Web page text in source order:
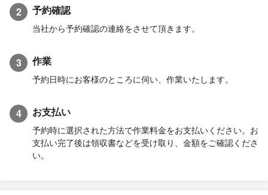
2 予約確認
当社から予約確認の連絡をさせて頂きます。
3 作業
予約日時にお客様のところに伺い、作業いたします。
4 お支払い
予約時に選択された方法で作業料金をお支払いください。お
支払い完了後は領収書などを受け取り、金額をご確認くださ
い。